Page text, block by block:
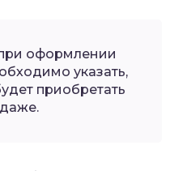
оформлении
указать,
приобретать